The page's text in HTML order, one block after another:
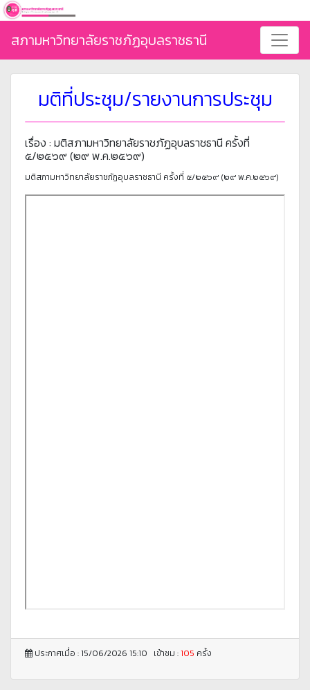
สภามหาวิทยาลัยราชภัฏอุบลราชธานี
มติที่ประชุม/รายงานการประชุม
เรื่อง : มติสภามหาวิทยาลัยราชภัฏอุบลราชธานี ครั้งที่
๕/๒๕๖๙ (๒๙ พ.ค.๒๕๖๙)
มติสภามหาวิทยาลัยราชภัฏอุบลราชธานี ครั้งที่ ๕/๒๕๖๙ (๒๙ พ.ค.๒๕๖๙)
ประกาศเมื่อ : 15/06/2026 15:10 เข้าชม :105 ครั้ง